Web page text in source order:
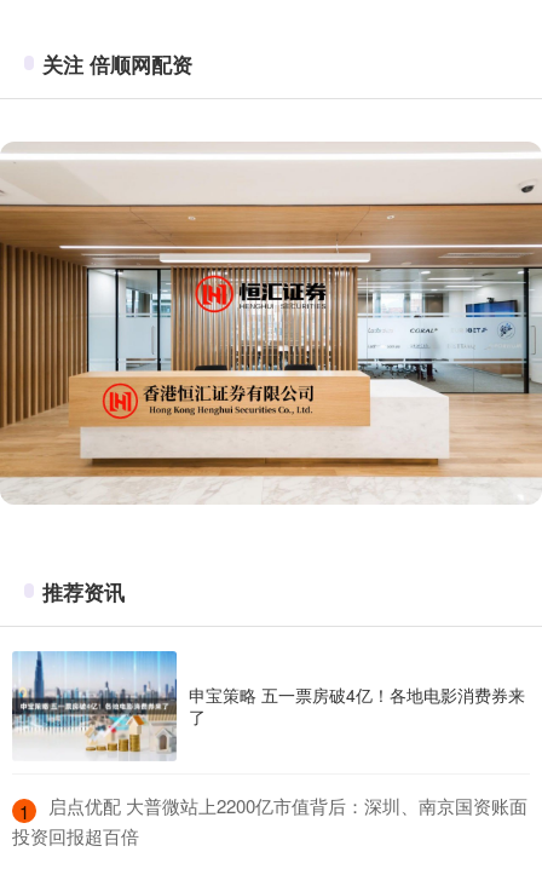
关注 倍顺网配资
推荐资讯
申宝策略 五一票房破4亿！各地电影消费券来
了
1
​启点优配 大普微站上2200亿市值背后：深圳、南京国资账面
投资回报超百倍